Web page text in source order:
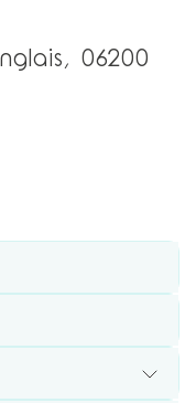
06200